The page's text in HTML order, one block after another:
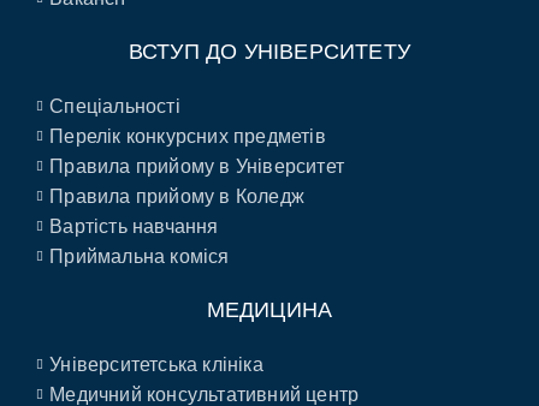
ВСТУП ДО УНІВЕРСИТЕТУ
Спеціальності
Перелік конкурсних предметів
Правила прийому в Університет
Правила прийому в Коледж
Вартість навчання
Приймальна коміся
МЕДИЦИНА
Університетська клініка
Медичний консультативний центр